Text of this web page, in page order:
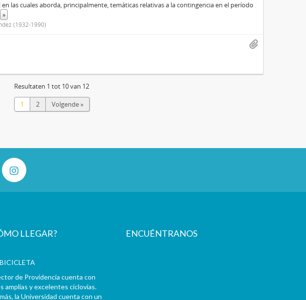
las cuales aborda, principalmente, temáticas relativas a la contingencia en el período
»
(1932-1990)
Resultaten 1 tot 10 van 12
1 2 Volgende »
LLEGAR?
BICICLETA
de Providencia cuenta con
amplias y excelentes ciclovías.
la Universidad cuenta con un
ENCUÉNTRANOS